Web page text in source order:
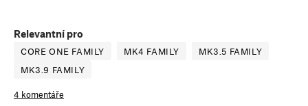
Relevantní pro
CORE ONE FAMILY MK4 FAMILY
MK3.5 FAMILY
MK3.9 FAMILY
4 komentáře